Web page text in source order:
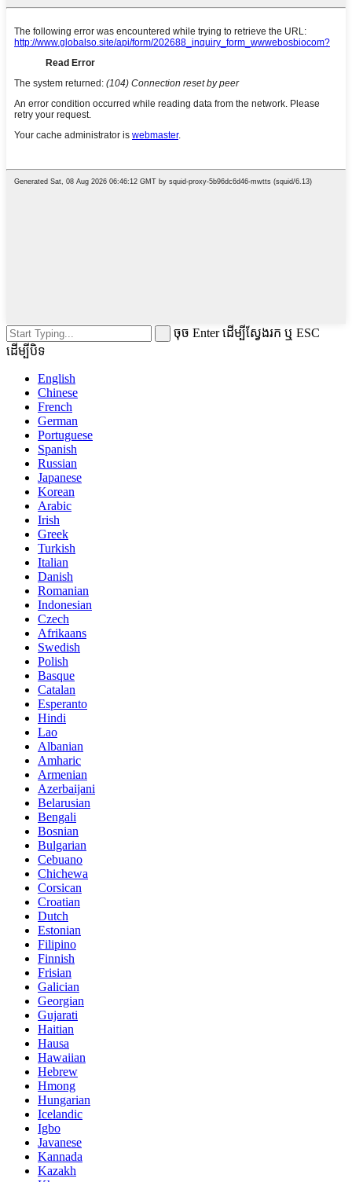
ចុច Enter ដើម្បីស្វែងរក ឬ ESC
ដើម្បីបិទ
English
Chinese
French
German
Portuguese
Spanish
Russian
Japanese
Korean
Arabic
Irish
Greek
Turkish
Italian
Danish
Romanian
Indonesian
Czech
Afrikaans
Swedish
Polish
Basque
Catalan
Esperanto
Hindi
Lao
Albanian
Amharic
Armenian
Azerbaijani
Belarusian
Bengali
Bosnian
Bulgarian
Cebuano
Chichewa
Corsican
Croatian
Dutch
Estonian
Filipino
Finnish
Frisian
Galician
Georgian
Gujarati
Haitian
Hausa
Hawaiian
Hebrew
Hmong
Hungarian
Icelandic
Igbo
Javanese
Kannada
Kazakh